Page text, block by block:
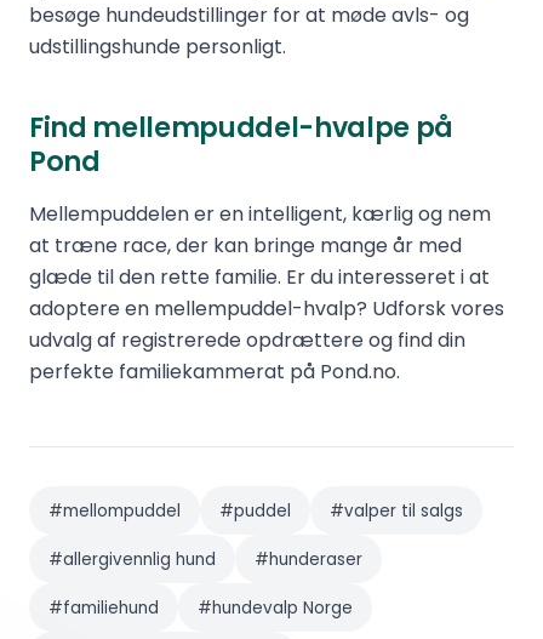
besøge hundeudstillinger for at møde avls- og
udstillingshunde personligt.
Find mellempuddel-hvalpe på
Pond
Mellempuddelen er en intelligent, kærlig og nem
at træne race, der kan bringe mange år med
glæde til den rette familie. Er du interesseret i at
adoptere en mellempuddel-hvalp? Udforsk vores
udvalg af registrerede opdrættere og find din
perfekte familiekammerat på Pond.no.
#mellompuddel #puddel #valper til salgs
#allergivennlig hund #hunderaser
#familiehund #hundevalp Norge